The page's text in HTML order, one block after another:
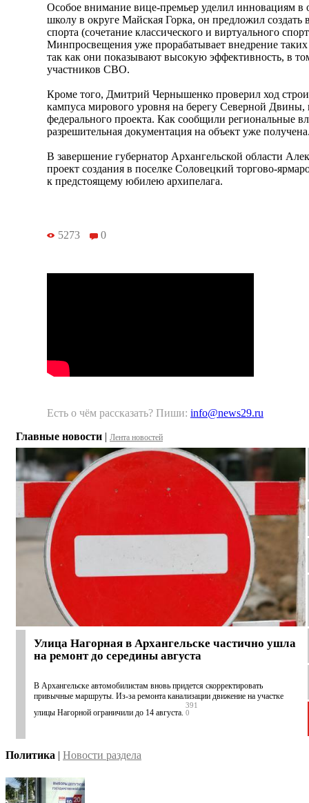
Особое внимание вице-премьер уделил инновациям в
школу в округе Майская Горка, он предложил
спорта (сочетание классического и виртуального
Минпросвещения уже прорабатывает внедрение
так как они показывают высокую эффективность, в
участников СВО.
Кроме того, Дмитрий Чернышенко проверил ход
кампуса мирового уровня на берегу Северной Двины,
федерального проекта. Как сообщили региональные
разрешительная документация на объект уже
В завершение губернатор Архангельской области
проект создания в поселке Соловецкий торгово-
к предстоящему юбилею архипелага.
5273 0
Есть о чём рассказать? Пиши: info@news29.ru
Главные новости | Лента новостей
Улица Нагорная в Архангельске частично ушла
на ремонт до середины августа
В Архангельске автомобилистам вновь придется скорректировать
привычные маршруты. Из-за ремонта канализации движение на участке
улицы Нагорной ограничили до 14 августа.
391
0
Политика | Новости раздела